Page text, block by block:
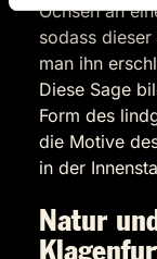
Ochsen an
sodass
man ihn
Diese Sage
Form des
die Motive
in der
Natur